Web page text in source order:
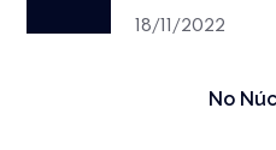
18/11/2022
No